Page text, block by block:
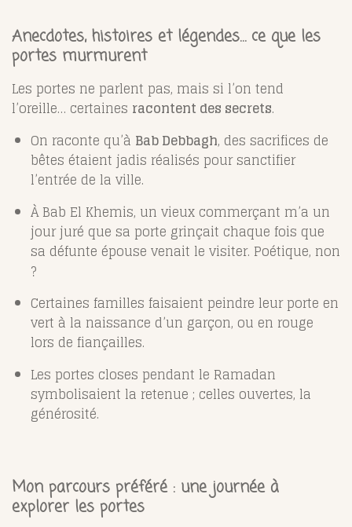
Anecdotes, histoires et légendes… ce que les
portes murmurent
Les portes ne parlent pas, mais si l’on tend
l’oreille… certaines racontent des secrets.
On raconte qu’à Bab Debbagh, des sacrifices de
bêtes étaient jadis réalisés pour sanctifier
l’entrée de la ville.
À Bab El Khemis, un vieux commerçant m’a un
jour juré que sa porte grinçait chaque fois que
sa défunte épouse venait le visiter. Poétique, non
?
Certaines familles faisaient peindre leur porte en
vert à la naissance d’un garçon, ou en rouge
lors de fiançailles.
Les portes closes pendant le Ramadan
symbolisaient la retenue ; celles ouvertes, la
générosité.
Mon parcours préféré : une journée à
explorer les portes